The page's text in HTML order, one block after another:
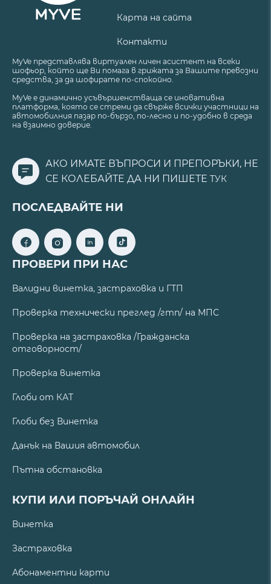
Карта на сайта
Контакти
MyVe представлява виртуален личен асистент на всеки
шофьор, който ще Ви помага в грижата за Вашите превозни
средства, за да шофирате по-спокойно.
MyVe е динамично усъвършенстваща се иновативна
платформа, която се стреми да свърже всички участници на
автомобилния пазар по-бързо, по-лесно и по-удобно в среда
на взаимно доверие.
АКО ИМАТЕ ВЪПРОСИ И ПРЕПОРЪКИ, НЕ
СЕ КОЛЕБАЙТЕ ДА НИ ПИШЕТЕ ТУК
ПОСЛЕДВАЙТЕ НИ
ПРОВЕРИ ПРИ НАС
Валидни винетка, застраховка и ГТП
Проверка технически преглед /гтп/ на МПС
Проверка на застраховка /Гражданска
отговорност/
Проверка винетка
Глоби от КАТ
Глоби без Винетка
Данък на Вашия автомобил
Пътна обстановка
КУПИ ИЛИ ПОРЪЧАЙ ОНЛАЙН
Винетка
Застраховка
Абонаментни карти